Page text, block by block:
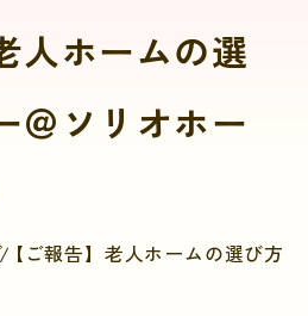
人ホームの選
＠ソリオホー
【ご報告】老人ホームの選び方